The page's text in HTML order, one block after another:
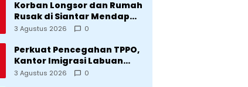
Korban Longsor dan Rumah
Rusak di Siantar Mendapat
Bantuan dari Pemko
3 Agustus 2026 0
Perkuat Pencegahan TPPO,
Kantor Imigrasi Labuan
Bajo Hibahkan Motor
3 Agustus 2026 0